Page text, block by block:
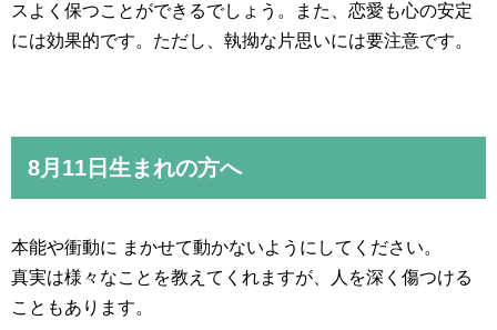
スよく保つことができるでしょう。また、恋愛も心の安定
には効果的です。ただし、執拗な片思いには要注意です。
8月11日生まれの方へ
本能や衝動に まかせて動かないようにしてください。
真実は様々なことを教えてくれますが、人を深く傷つける
こともあります。